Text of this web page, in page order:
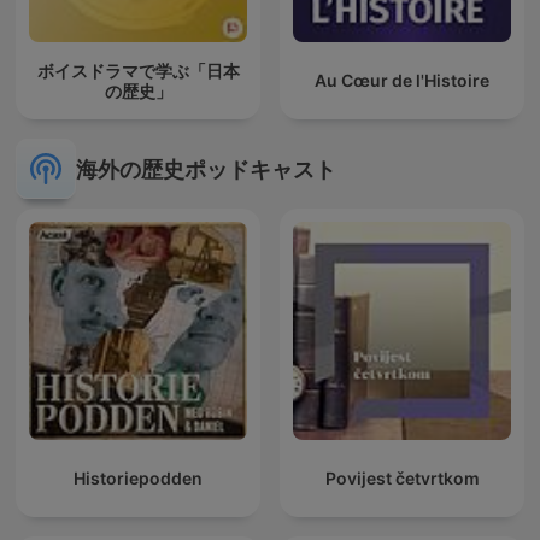
ボイスドラマで学ぶ「日本
の歴史」
Au Cœur de l'Histoire
海外の歴史ポッドキャスト
Historiepodden Povijest četvrtkom